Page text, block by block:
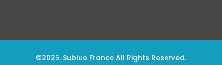
©2026. Sublue France All Rights Reserved.